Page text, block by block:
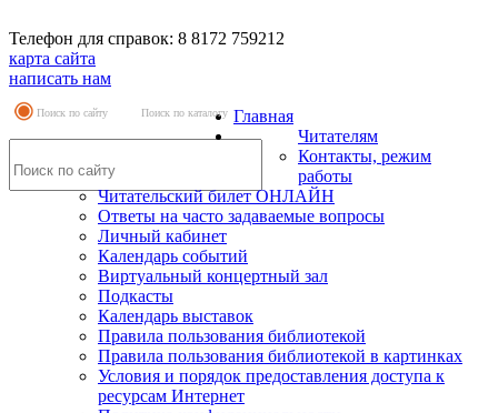
Телефон для справок: 8 8172 759212
карта сайта
написать нам
Поиск по сайту Поиск по каталогу Главная
Читателям
Контакты, режим
работы
Читательский билет ОНЛАЙН
Ответы на часто задаваемые вопросы
Личный кабинет
Календарь событий
Виртуальный концертный зал
Подкасты
Календарь выставок
Правила пользования библиотекой
Правила пользования библиотекой в картинках
Условия и порядок предоставления доступа к
ресурсам Интернет